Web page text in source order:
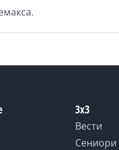
3x3
Вести
Сениори